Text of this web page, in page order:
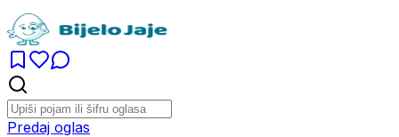
Predaj oglas